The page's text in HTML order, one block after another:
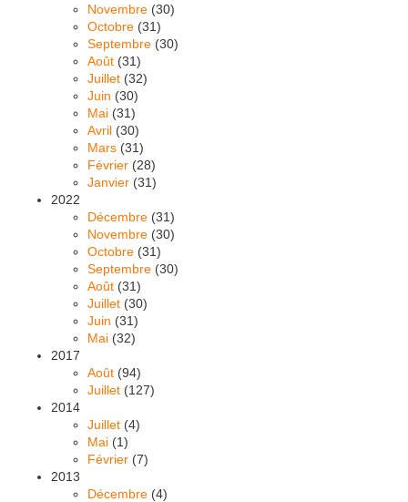
Novembre (30)
Octobre (31)
Septembre (30)
Août (31)
Juillet (32)
Juin (30)
Mai (31)
Avril (30)
Mars (31)
Février (28)
Janvier (31)
2022
Décembre (31)
Novembre (30)
Octobre (31)
Septembre (30)
Août (31)
Juillet (30)
Juin (31)
Mai (32)
2017
Août (94)
Juillet (127)
2014
Juillet (4)
Mai (1)
Février (7)
2013
Décembre (4)